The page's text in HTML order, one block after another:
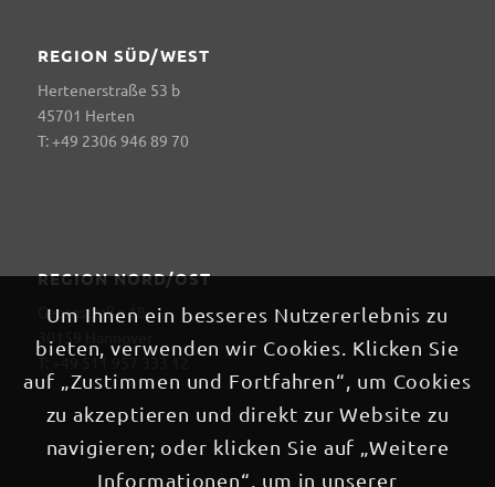
REGION SÜD/WEST
Hertenerstraße 53 b
45701 Herten
T: +49 2306 946 89 70
REGION NORD/OST
Georgstraße 18
30159 Hannover
T: +49 511 957 333 12
Um Ihnen ein besseres Nutzererlebnis zu
bieten, verwenden wir Cookies. Klicken Sie
auf „Zustimmen und Fortfahren“, um Cookies
zu akzeptieren und direkt zur Website zu
navigieren; oder klicken Sie auf „Weitere
Informationen“, um in unserer